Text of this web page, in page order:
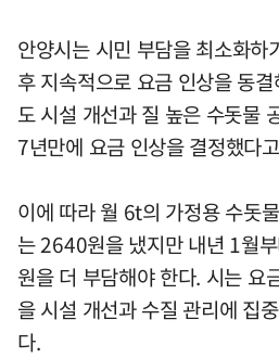
안양시는 시민 부담을 최소화
후 지속적으로 요금 인상을 동
도 시설 개선과 질 높은 수돗물
7년만에 요금 인상을 결정했다
이에 따라 월 6t의 가정용 수돗
는 2640원을 냈지만 내년 1월
원을 더 부담해야 한다. 시는 요
을 시설 개선과 수질 관리에 집
다.